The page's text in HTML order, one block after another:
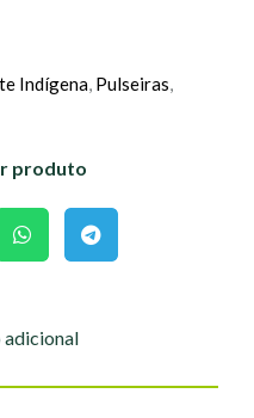
Indígena, Pulseiras,
produto
adicional